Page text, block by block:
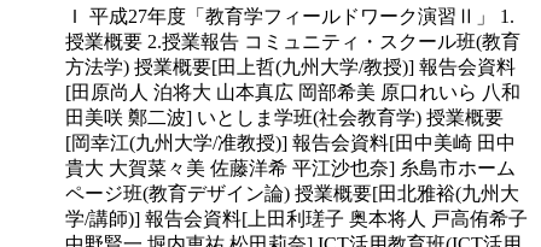
Ｉ 平成27年度「教育学フィールドワーク演習Ⅱ」 1.
授業概要 2.授業報告 コミュニティ・スクール班(教育
方法学) 授業概要[田上哲(九州大学/教授)] 報告会資料
[田原尚人 泊将大 山本真広 岡部希美 原口れいら 八和
田美咲 鄭二波] いとしま学班(社会教育学) 授業概要
[岡幸江(九州大学/准教授)] 報告会資料[田中美崎 田中
貴大 大賀菜々美 佐藤洋希 平江沙也奈] 糸島市ホーム
ページ班(教育デザイン論) 授業概要[田北雅裕(九州大
学/講師)] 報告会資料[上田利瑳子 奥本将人 戸高侑希子